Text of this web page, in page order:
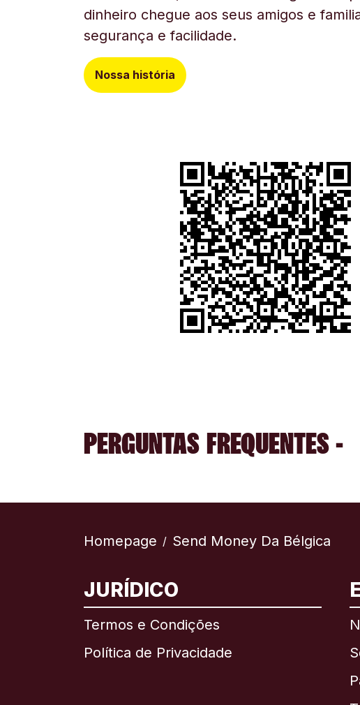
dinheiro chegue aos seus amigos e
segurança e facilidade.
Nossa história
PERGUNTAS FREQUENTES -
Homepage / Send Money Da Bélgica
JURÍDICO
Termos e Condições
Política de Privacidade